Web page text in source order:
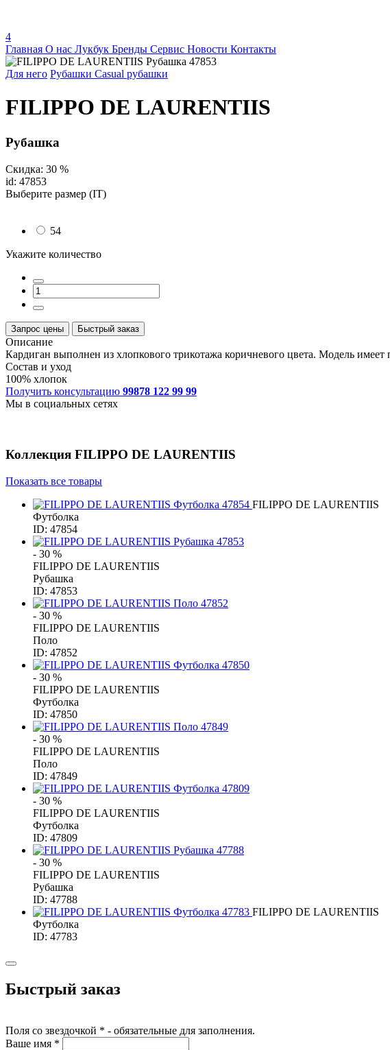
4
Главная О нас Лукбук Бренды Сервис Новости Контакты
Для него Рубашки Casual рубашки
FILIPPO DE LAURENTIIS
Рубашка
Скидка: 30 %
id: 47853
Выберите размер (IT)
54
Укажите количество
Запрос цены Быстрый заказ
Описание
Кардиган выполнен из хлопкового трикотажа коричневого цвета. Модель
Состав и уход
100% хлопок
Получить консультацию 99878 122 99 99
Мы в социальных сетях
Коллекция FILIPPO DE LAURENTIIS
Показать все товары
FILIPPO DE LAURENTIIS
Футболка
ID: 47854
- 30 %
FILIPPO DE LAURENTIIS
Рубашка
ID: 47853
- 30 %
FILIPPO DE LAURENTIIS
Поло
ID: 47852
- 30 %
FILIPPO DE LAURENTIIS
Футболка
ID: 47850
- 30 %
FILIPPO DE LAURENTIIS
Поло
ID: 47849
- 30 %
FILIPPO DE LAURENTIIS
Футболка
ID: 47809
- 30 %
FILIPPO DE LAURENTIIS
Рубашка
ID: 47788
FILIPPO DE LAURENTIIS
Футболка
ID: 47783
Быстрый заказ
Поля со звездочкой * - обязательные для заполнения.
Ваше имя *